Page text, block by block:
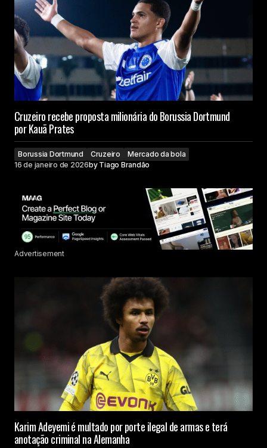
Cruzeiro recebe proposta milionária do Borussia Dortmund
por Kauã Prates
Borussia Dortmund Cruzeiro
Mercado da bola
16 de janeiro de 2026by Tiago Brandão
Advertisement
Karim Adeyemi é multado por porte ilegal de armas e terá
anotação criminal na Alemanha